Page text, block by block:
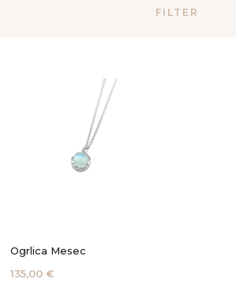
FILTER
Ogrlica Mesec
135,00 €